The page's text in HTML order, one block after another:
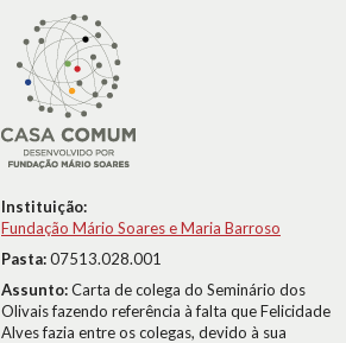
Instituição:
Fundação Mário Soares e Maria Barroso
Pasta:07513.028.001
Assunto:Carta de colega do Seminário dos
Olivais fazendo referência à falta que Felicidade
Alves fazia entre os colegas, devido à sua